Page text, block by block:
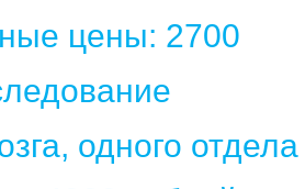
цены: 2700
одного отдела